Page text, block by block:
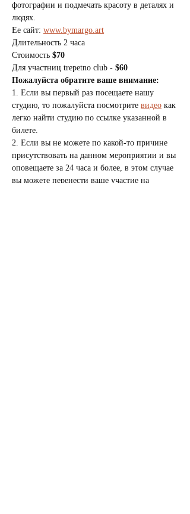
фотографии и подмечать красоту в деталях и
людях.
Ее сайт: www.bymargo.art
Длительность 2 часа
Стоимость $70
Для участниц trepetno club - $60
Пожалуйста обратите ваше внимание:
1. Если вы первый раз посещаете нашу
студию, то пожалуйста посмотрите видео как
легко найти студию по ссылке указанной в
билете.
2. Если вы не можете по какой-то причине
присутствовать на данном мероприятии и вы
оповещаете за 24 часа и более, в этом случае
вы можете перенести ваше участие на